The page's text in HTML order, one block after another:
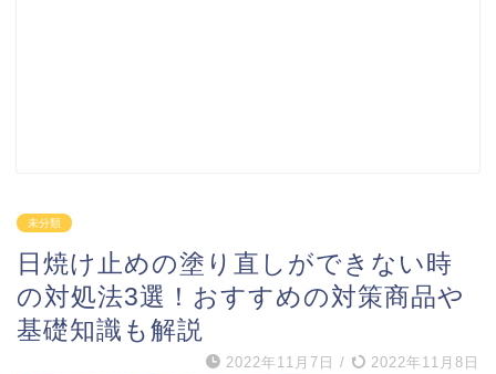
未分類
日焼け止めの塗り直しができない時
の対処法3選！おすすめの対策商品や
基礎知識も解説
2022年11月7日 / 2022年11月8日